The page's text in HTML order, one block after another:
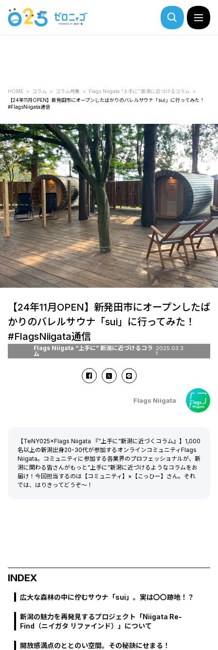
HOME コラム コラム特集
Flags Niigata “上手に” 新潟に近づけるコラム
【24年11月OPEN】新発田市にオープンしたばかりのバレルサウナ「sui」に行ってみた！
#FlagsNiigata通信
【24年11月OPEN】新発田市にオープンしたば
かりのバレルサウナ「sui」に行ってみた！
#FlagsNiigata通信
Flags Niigata “上手に” 新潟に近づけるコラ
ム
2025.03.3
1
Flags Niigata
【TeNY025×Flags Niigata 『“上手に”新潟に近づくコラム』】1,000
名以上の新潟出身20-30代が参加するオンラインコミュニティFlags
Niigata。コミュニティに参加する各業界のプロフェッショナルが、新
潟に関わる皆さんがもっと“上手に”新潟に近づけるようなコラムをお
届け！今回担当するのは【コミュニティ】×【こっひー】さん。それ
では、はりきってどうぞ〜！
INDEX
広大な森林の中に佇むサウナ「sui」。実は〇〇跡地！？
新潟の魅力を再発見するプロジェクト「Niigata Re-
Find（ニイガタ リファインド）」について
開放感満点のととのい空間。その秘訣にせまる！